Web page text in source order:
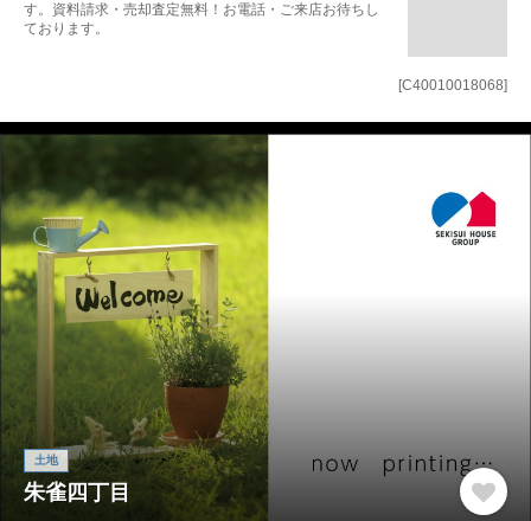
[C40010018068]
す。資料請求・売却査定無料！お電話・ご来店お待ちし
ております。
土地
朱雀四丁目